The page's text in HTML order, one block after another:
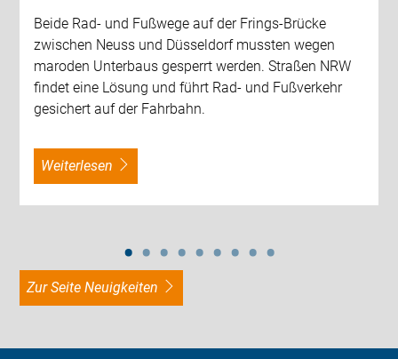
Beide Rad- und Fußwege auf der Frings-Brücke
zwischen Neuss und Düsseldorf mussten wegen
maroden Unterbaus gesperrt werden. Straßen NRW
findet eine Lösung und führt Rad- und Fußverkehr
gesichert auf der Fahrbahn.
weiterlesen
zur Seite Neuigkeiten